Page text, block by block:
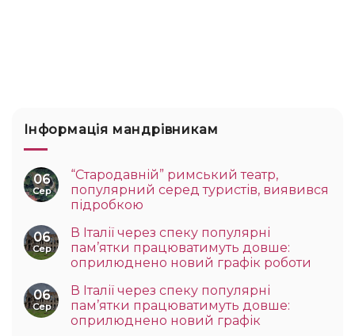
Інформація мандрівникам
06
Сер
“Стародавній” римський театр,
популярний серед туристів, виявився
підробкою
06
Сер
В Італії через спеку популярні
пам’ятки працюватимуть довше:
оприлюднено новий графік роботи
06
Сер
В Італії через спеку популярні
пам’ятки працюватимуть довше:
оприлюднено новий графік